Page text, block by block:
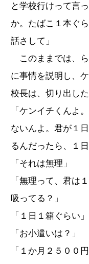
と学校行けって言
か。たばこ１本ぐ
話さして」
このままでは、
に事情を説明し、
校長は、切り出した
「ケンイチくんよ
ないんよ。君が１
るんだったら、１
「それは無理」
「無理って、君は
吸ってる？」
「１日１箱ぐらい」
「お小遣いは？」
「１か月２５００円